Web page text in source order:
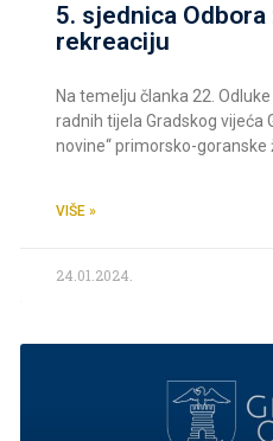
5. sjednica
rekreaciju
Na temelju članka 22.
radnih tijela Gradskog vijeća
novine“ primorsko-goranske
VIŠE »
24.01.2024.